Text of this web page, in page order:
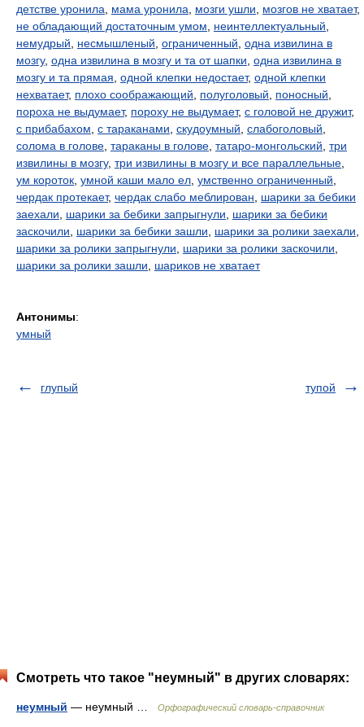
детстве уронила, мама уронила, мозги ушли, мозгов не хватает,
не обладающий достаточным умом, неинтеллектуальный,
немудрый, несмышленый, ограниченный, одна извилина в
мозгу, одна извилина в мозгу и та от шапки, одна извилина в
мозгу и та прямая, одной клепки недостает, одной клепки
нехватает, плохо соображающий, полуголовый, поносный,
пороха не выдумает, пороху не выдумает, с головой не дружит,
с прибабахом, с тараканами, скудоумный, слабоголовый,
солома в голове, тараканы в голове, татаро-монгольский, три
извилины в мозгу, три извилины в мозгу и все параллельные,
ум короток, умной каши мало ел, умственно ограниченный,
чердак протекает, чердак слабо меблирован, шарики за бебики
заехали, шарики за бебики запрыгнули, шарики за бебики
заскочили, шарики за бебики зашли, шарики за ролики заехали,
шарики за ролики запрыгнули, шарики за ролики заскочили,
шарики за ролики зашли, шариков не хватает
Антонимы:
умный
глупый тупой
Смотреть что такое "неумный" в других словарях:
неумный — неумный … Орфографический словарь-справочник